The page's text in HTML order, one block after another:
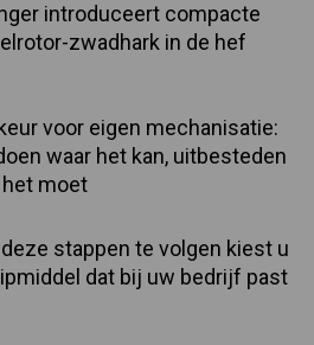
introduceert compacte
zwadhark in de hef
voor eigen mechanisatie:
waar het kan, uitbesteden
moet
stappen te volgen kiest u
dat bij uw bedrijf past